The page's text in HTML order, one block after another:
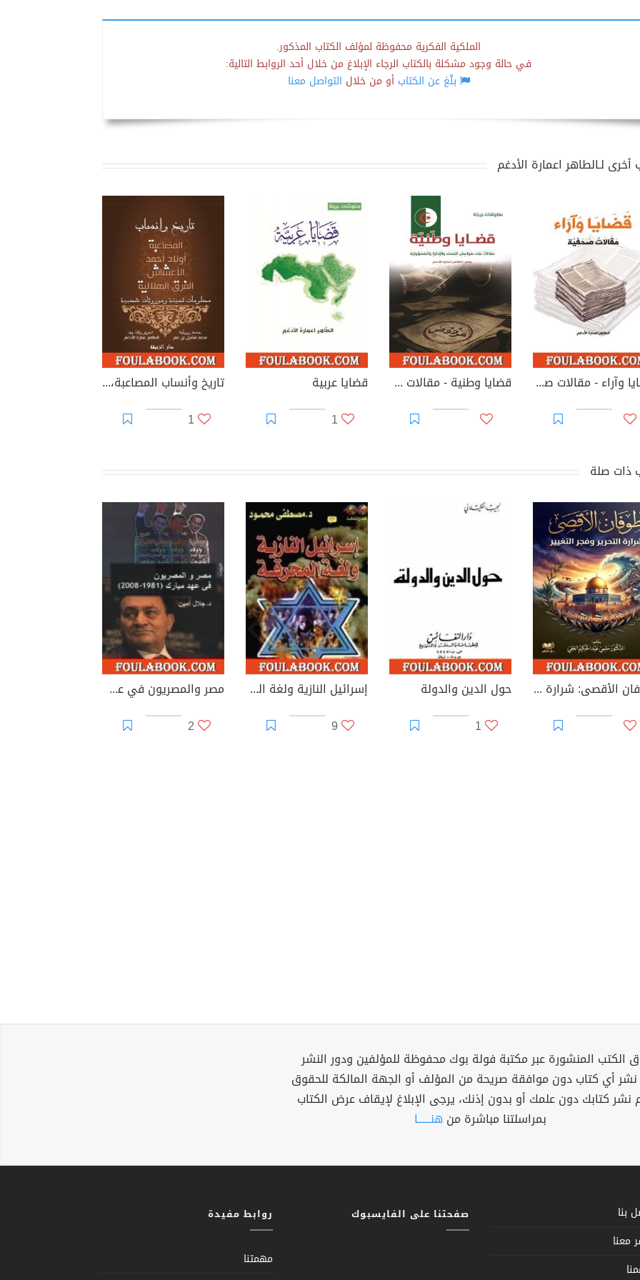
الملكية الفكرية محفوظة لمؤلف الكتاب المذكور.
في حالة وجود مشكلة بالكتاب الرجاء الإبلاغ من خلال أحد الروابط التالية:
بلّغ عن الكتابأو من خلال التواصل معنا
لـالطاهر اعمارة الأدغم
قضايا وآراء - مقالات صحفية قضايا وطنية - مقالات على هوامش الفساد والإدارة والمسؤولية
قضايا عربية
1
تاريخ وأنساب المصاعبة، أولاد أحمد، الأعشاش والفرق الهلالية
1
ذات صلة
طوفان الأقصى: شرارة التحرير وفجر التغيير
حول الدين والدولة
1
إسرائيل النازية ولغة المحرقة
9
مصر والمصريون في عهد مبارك
2
الكتب المنشورة عبر مكتبة فولة بوك محفوظة للمؤلفين ودور النشر
نشر أي كتاب دون موافقة صريحة من المؤلف أو الجهة المالكة للحقوق
نشر كتابك دون علمك أو بدون إذنك، يرجى الإبلاغ لإيقاف عرض الكتاب
بمراسلتنا مباشرة من هنــــــا
بنا
معنا
صفحتنا على الفايسبوك روابط مفيدة
مهمتنا